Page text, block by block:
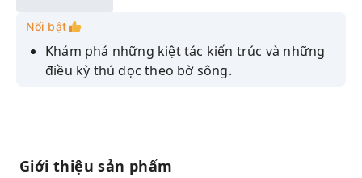
Nổi bật
Khám phá những kiệt tác kiến ​​trúc và những
điều kỳ thú dọc theo bờ sông.
Đi sâu vào lịch sử của Oslo ở quận
đài Akershus.
Giới thiệu sản phẩm